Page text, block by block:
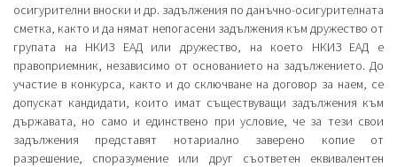
осигурителни вноски и др. задължения по данъчно-осигурителната
сметка, както и да нямат непогасени задължения към дружество от
групата на НКИЗ ЕАД или дружество, на което НКИЗ ЕАД е
правоприемник, независимо от основанието на задължението. До
участие в конкурса, както и до сключване на договор за наем, се
допускат кандидати, които имат съществуващи задължения към
държавата, но само и единствено при условие, че за тези свои
задължения представят нотариално заверено копие от
разрешение, споразумение или друг съответен еквивалентен